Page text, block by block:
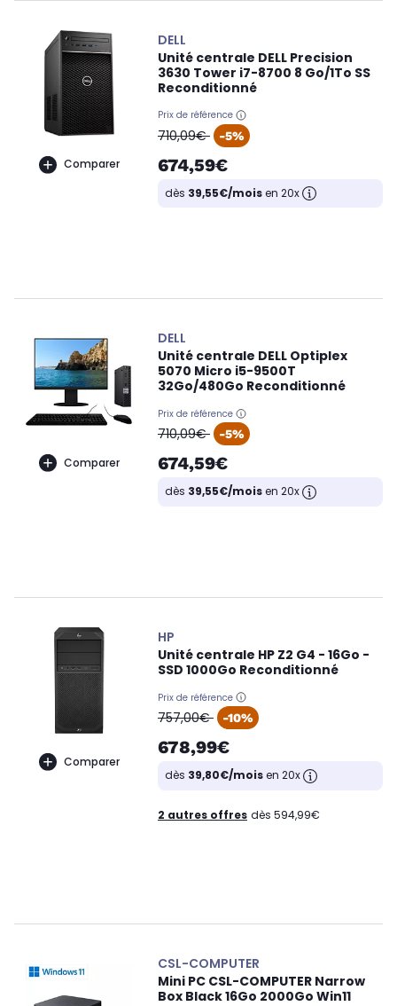
Comparer
DELL
Unité centrale DELL Precision
3630 Tower i7-8700 8 Go/1To SS
Reconditionné
Prix de référence
oldPrice
710,09€ -5%
674,59€
dès 39,55€/moisen 20x
Comparer
DELL
Unité centrale DELL Optiplex
5070 Micro i5-9500T
32Go/480Go Reconditionné
Prix de référence
oldPrice
710,09€ -5%
674,59€
dès 39,55€/moisen 20x
Comparer
HP
Unité centrale HP Z2 G4 - 16Go -
SSD 1000Go Reconditionné
Prix de référence
oldPrice
757,00€ -10%
678,99€
dès 39,80€/moisen 20x
2 autres offres dès 594,99€
CSL-COMPUTER
Mini PC CSL-COMPUTER Narrow
Box Black 16Go 2000Go Win11